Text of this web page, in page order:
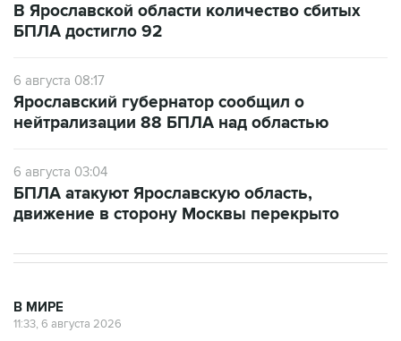
В Ярославской области количество сбитых
БПЛА достигло 92
6 августа 08:17
Ярославский губернатор сообщил о
нейтрализации 88 БПЛА над областью
6 августа 03:04
БПЛА атакуют Ярославскую область,
движение в сторону Москвы перекрыто
В МИРЕ
11:33, 6 августа 2026